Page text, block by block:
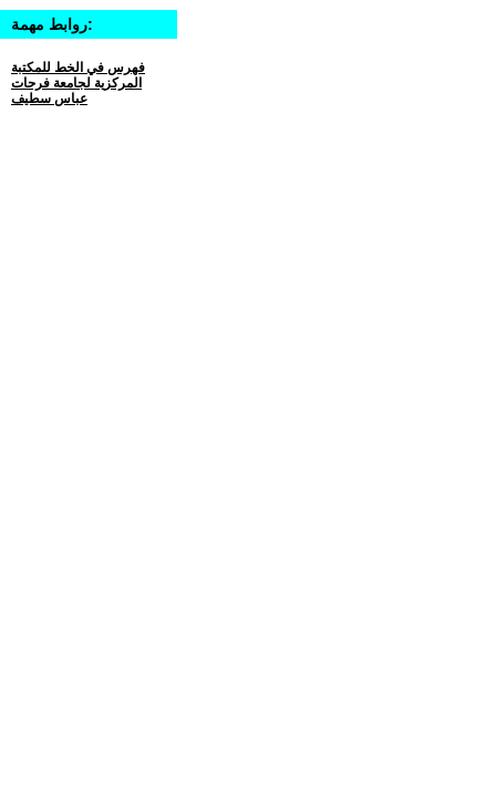
روابط مهمة:
فهرس في الخط للمكتبة
المركزية لجامعة فرحات
عباس سطيف